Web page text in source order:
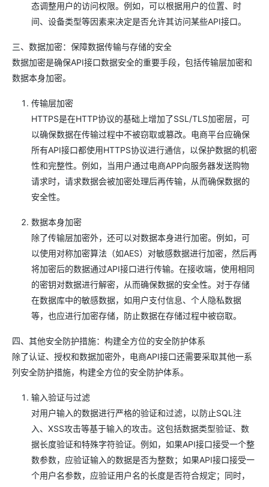
态调整用户的访问权限。例如，可以根据用户的位置、时
间、设备类型等因素来决定是否允许其访问某些API接口。
三、数据加密：保障数据传输与存储的安全
数据加密是确保API接口数据安全的重要手段，包括传输层加密和
数据本身加密。
传输层加密
HTTPS是在HTTP协议的基础上增加了SSL/TLS加密层，可
以确保数据在传输过程中不被窃取或篡改。电商平台应确保
所有API接口都使用HTTPS协议进行通信，以保护数据的机密
性和完整性。例如，当用户通过电商APP向服务器发送购物
请求时，请求数据会被加密处理后再传输，从而确保数据的
安全性。
数据本身加密
除了传输层加密外，还可以对数据本身进行加密。例如，可
以使用对称加密算法（如AES）对敏感数据进行加密，然后再
将加密后的数据通过API接口进行传输。在接收端，使用相同
的密钥对数据进行解密，从而确保数据的安全性。对于存储
在数据库中的敏感数据，如用户支付信息、个人隐私数据
等，也应进行加密存储，防止数据在存储过程中被窃取。
四、其他安全防护措施：构建全方位的安全防护体系
除了认证、授权和数据加密外，电商API接口还需要采取其他一系
列安全防护措施，构建全方位的安全防护体系。
输入验证与过滤
对用户输入的数据进行严格的验证和过滤，以防止SQL注
入、XSS攻击等基于输入的攻击。这包括数据类型验证、数
据长度验证和特殊字符验证。例如，如果API接口接受一个整
数参数，应验证输入的数据是否为整数；如果API接口接受一
个用户名参数，应验证用户名的长度是否符合规定；同时，